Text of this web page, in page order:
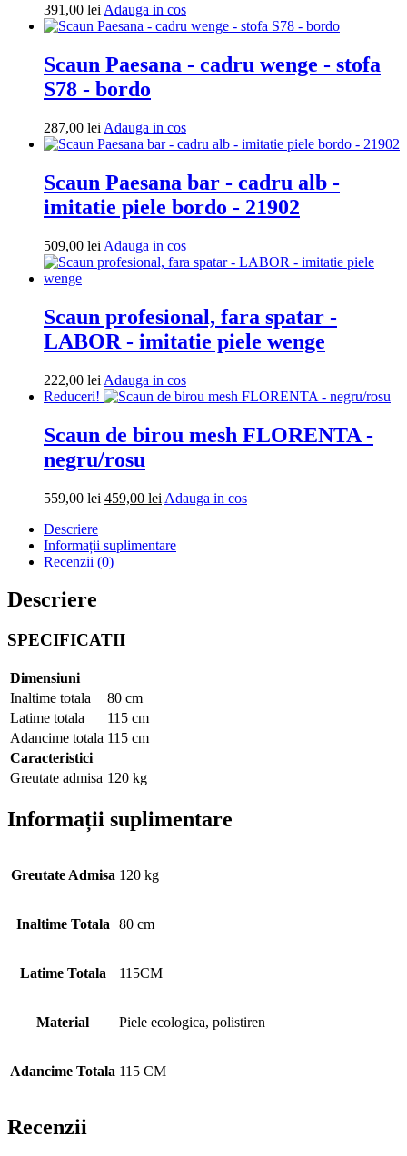
391,00 lei Adauga in cosAdauga
in
Scaun Paesana - cadru wenge - stofa
S78 - bordo
287,00 lei Adauga in cosAdauga
in
Scaun Paesana bar - cadru alb -
imitatie piele bordo - 21902
509,00 lei Adauga in cosAdauga
in
Scaun profesional, fara spatar -
LABOR - imitatie piele wenge
222,00 lei Adauga in cosAdauga
in
Reduceri!
Scaun de birou mesh FLORENTA -
negru/rosu
559,00lei Prețul
fost:
559,00 lei.
459,00 lei Prețul
459,00 lei.
Adauga in cosAdauga
Descriere
Informații suplimentare
Recenzii (0)
Descriere
SPECIFICATII
Dimensiuni
Inaltime totala
80 cm
Latime totala
115 cm
Adancime totala 115 cm
Caracteristici
Greutate admisa 120 kg
Informații suplimentare
Greutate Admisa 120 kg
Inaltime Totala 80 cm
Latime Totala 115CM
Material Piele ecologica, polistiren
Adancime Totala 115 CM
Recenzii